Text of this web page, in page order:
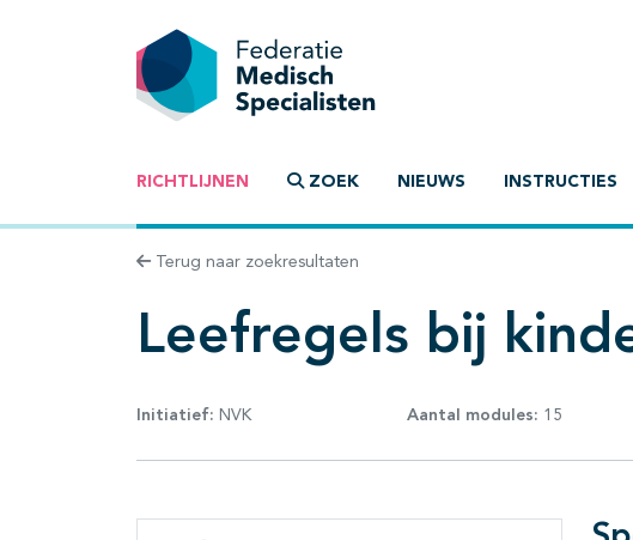
RICHTLIJNEN ZOEK NIEUWS INSTRUCTIES
Terug naar zoekresultaten
Leefregels bij
Initiatief: NVK Aantal modules: 15